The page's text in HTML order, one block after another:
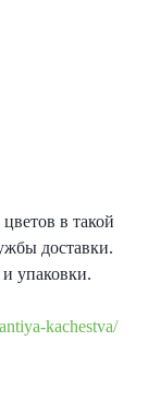
в такой
доставки.
упаковки.
kachestva/